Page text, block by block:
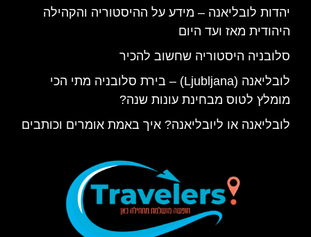
יהדות לובליאנה – מידע על ההיסטוריה והקהילה
היהודית מאז ועד היום
סלובניה היסטוריה שחשוב להכיר
לובליאנה (Ljubljana) – בירת סלובניה מתי הכי
מומלץ לטוס מבחינת עונות שנה?
לובליאנה או ליובליאנה? איך באמת אומרים וכותבים